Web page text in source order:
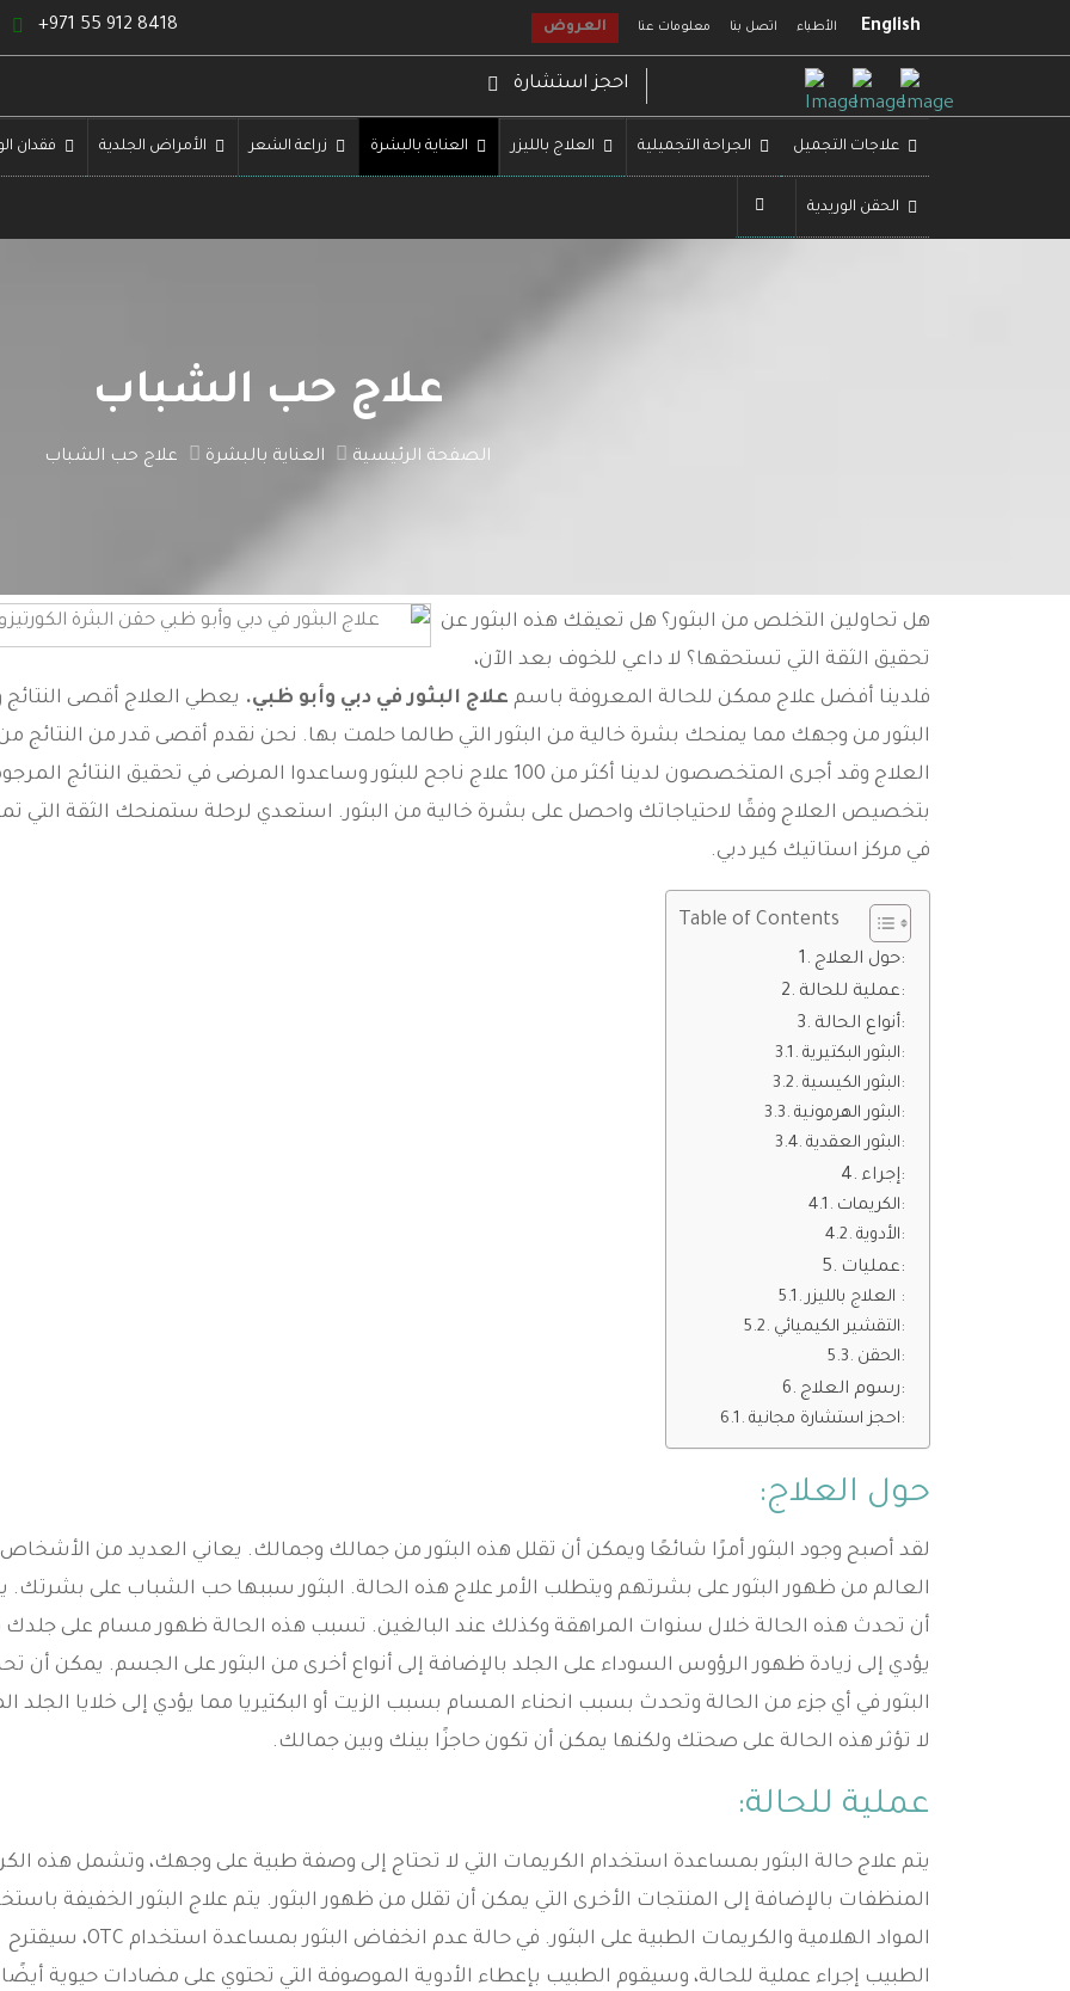
+971 55 912 8418 العروض معلومات عنا اتصل بنا الأطباء English
احجز استشارة
علاجات التجميل الجراحة التجميلية العلاج بالليزر العناية بالبشرة زراعة الشعر الأمراض الجلدية فقدان
الحقن الوريدية
علاج حب الشباب
الصفحة الرئيسية العناية بالبشرة علاج حب الشباب
هل تحاولين التخلص من البثور؟ هل تعيقك هذه البثور عن
تحقيق الثقة التي تستحقها؟ لا داعي للخوف بعد الآن،
فلدينا أفضل علاج ممكن للحالة المعروفة باسم علاج البثور في دبي وأبو ظبي. يعطي العلاج أقصى النتائج
البثور من وجهك مما يمنحك بشرة خالية من البثور التي طالما حلمت بها. نحن نقدم أقصى قدر من النتائج
العلاج وقد أجرى المتخصصون لدينا أكثر من 100 علاج ناجح للبثور وساعدوا المرضى في تحقيق النتائج
بتخصيص العلاج وفقًا لاحتياجاتك واحصل على بشرة خالية من البثور. استعدي لرحلة ستمنحك الثقة التي
في مركز استاتيك كير دبي.
Table of Contents
حول العلاج:
عملية للحالة:
أنواع الحالة:
البثور البكتيرية:
البثور الكيسية:
البثور الهرمونية:
البثور العقدية:
إجراء:
الكريمات:
الأدوية:
عمليات:
العلاج بالليزر :
التقشير الكيميائي:
الحقن:
رسوم العلاج:
احجز استشارة مجانية:
حول العلاج:
لقد أصبح وجود البثور أمرًا شائعًا ويمكن أن تقلل هذه البثور من جمالك وجمالك. يعاني العديد من
العالم من ظهور البثور على بشرتهم ويتطلب الأمر علاج هذه الحالة. البثور سببها حب الشباب على بشرتك.
أن تحدث هذه الحالة خلال سنوات المراهقة وكذلك عند البالغين. تسبب هذه الحالة ظهور مسام على جلدك
يؤدي إلى زيادة ظهور الرؤوس السوداء على الجلد بالإضافة إلى أنواع أخرى من البثور على الجسم. يمكن أن
البثور في أي جزء من الحالة وتحدث بسبب انحناء المسام بسبب الزيت أو البكتيريا مما يؤدي إلى خلايا الجلد
لا تؤثر هذه الحالة على صحتك ولكنها يمكن أن تكون حاجزًا بينك وبين جمالك.
عملية للحالة:
يتم علاج حالة البثور بمساعدة استخدام الكريمات التي لا تحتاج إلى وصفة طبية على وجهك، وتشمل هذه
المنظفات بالإضافة إلى المنتجات الأخرى التي يمكن أن تقلل من ظهور البثور. يتم علاج البثور الخفيفة
المواد الهلامية والكريمات الطبية على البثور. في حالة عدم انخفاض البثور بمساعدة استخدام OTC، سيقترح
الطبيب إجراء عملية للحالة، وسيقوم الطبيب بإعطاء الأدوية الموصوفة التي تحتوي على مضادات حيوية